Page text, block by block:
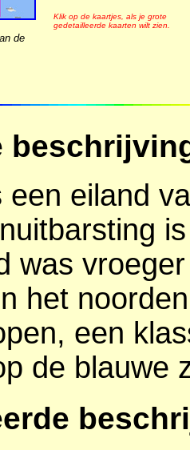
de
Klik op de kaartjes, als je grote
gedetailleerde kaarten wilt zien.
een eiland
was
het
een
de blauwe